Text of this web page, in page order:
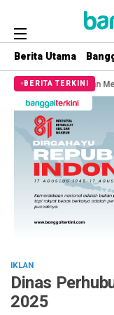
Berita Utama
BERITA TERKINI
Merah Putih
IKLAN
Dinas
2025